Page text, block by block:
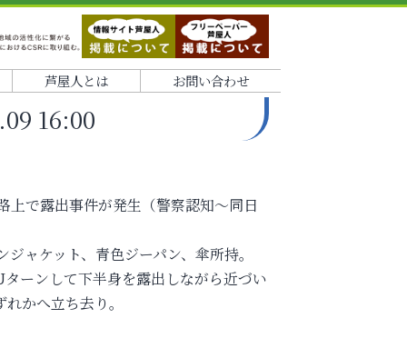
芦屋人とは お問い合わせ
16:00
上で露出事件が発生（警察認知～同日
ャケット、青色ジーパン、傘所持。
ーンして下半身を露出しながら近づい
かへ立ち去り。